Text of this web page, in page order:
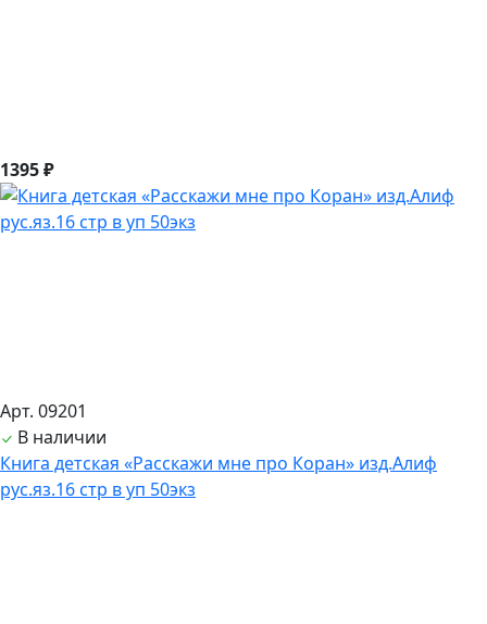
1395 ₽
Арт. 09201
В наличии
Книга детская «Расскажи мне про Коран» изд.Алиф
рус.яз.16 стр в уп 50экз